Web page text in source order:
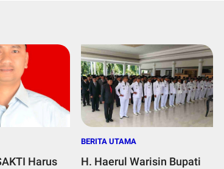
Harus
BERITA UTAMA
H. Haerul Warisin Bupati